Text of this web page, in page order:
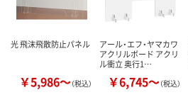
光 飛沫飛散防止パネル
￥5,986～（税込）
アール・エフ・ヤマカワ
アクリルボード アクリ
ル衝立 奥行1…
￥6,745～（税込）